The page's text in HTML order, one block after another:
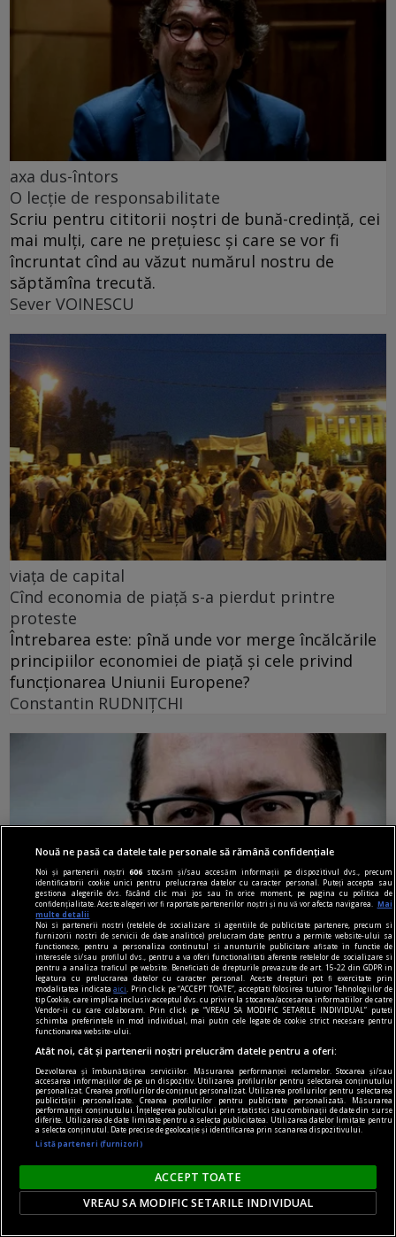
axa dus-întors
O lecție de responsabilitate
Scriu pentru cititorii noștri de bună-credință, cei
mai mulți, care ne prețuiesc și care se vor fi
încruntat cînd au văzut numărul nostru de
săptămîna trecută.
Sever VOINESCU
viața de capital
Cînd economia de piață s-a pierdut printre
proteste
Întrebarea este: pînă unde vor merge încălcările
principiilor economiei de piață și cele privind
funcționarea Uniunii Europene?
Constantin RUDNIŢCHI
contraintuiția
De ce n-avea Navalnîi șapcă?
Dar trebuie să îi dăm societății ruse credit că
măcar a încercat. Sacrificiul lui Navalnîi e dovada.
Teodor TIŢĂ
Nouă ne pasă ca datele tale personale să rămână confidențiale
Noi și partenerii noștri606 stocăm și/sau accesăm informații pe dispozitivul dvs., precum
identificatorii cookie unici pentru prelucrarea datelor cu caracter personal. Puteți accepta sau
gestiona alegerile dvs. făcând clic mai jos sau în orice moment, pe pagina cu politica de
confidențialitate. Aceste alegeri vor fi raportate partenerilor noștri și nu vă vor afecta navigarea.
Mai
multe detalii
Noi si partenerii nostri (retelele de socializare si agentiile de publicitate partenere, precum si
furnizorii nostri de servicii de date analitice) prelucram date pentru a permite website-ului sa
functioneze, pentru a personaliza continutul si anunturile publicitare afisate in functie de
interesele si/sau profilul dvs., pentru a va oferi functionalitati aferente retelelor de socializare si
pentru a analiza traficul pe website. Beneficiati de drepturile prevazute de art. 15-22 din GDPR in
legatura cu prelucrarea datelor cu caracter personal. Aceste drepturi pot fi exercitate prin
modalitatea indicataaici
. Prin click pe “ACCEPT TOATE”, acceptati folosirea tuturor Tehnologiilor de
tip Cookie, care implica inclusiv acceptul dvs. cu privire la stocarea/accesarea informatiilor de catre
Vendor-ii cu care colaboram. Prin click pe “VREAU SA MODIFIC SETARILE INDIVIDUAL” puteti
schimba preferintele in mod individual, mai putin cele legate de cookie strict necesare pentru
functionarea website-ului.
Atât noi, cât și partenerii noștri prelucrăm datele pentru a oferi:
Dezvoltarea și îmbunătățirea serviciilor. Măsurarea performanței reclamelor. Stocarea și/sau
accesarea informațiilor de pe un dispozitiv. Utilizarea profilurilor pentru selectarea conținutului
personalizat. Crearea profilurilor de conținut personalizat. Utilizarea profilurilor pentru selectarea
publicității personalizate. Crearea profilurilor pentru publicitate personalizată. Măsurarea
performanței conținutului. Înțelegerea publicului prin statistici sau combinații de date din surse
diferite. Utilizarea de date limitate pentru a selecta publicitatea. Utilizarea datelor limitate pentru
a selecta conținutul. Date precise de geolocație și identificarea prin scanarea dispozitivului.
Listă parteneri (furnizori)
ACCEPT TOATE
VREAU SA MODIFIC SETARILE INDIVIDUAL